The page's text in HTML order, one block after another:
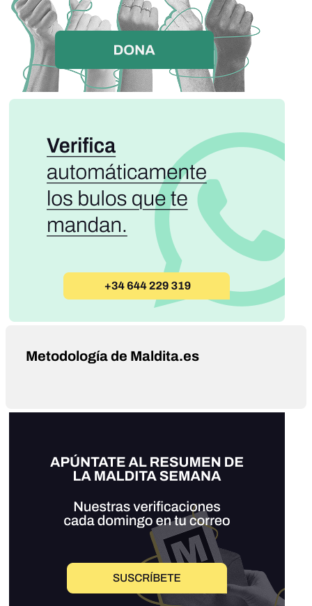
Metodología de Maldita.es